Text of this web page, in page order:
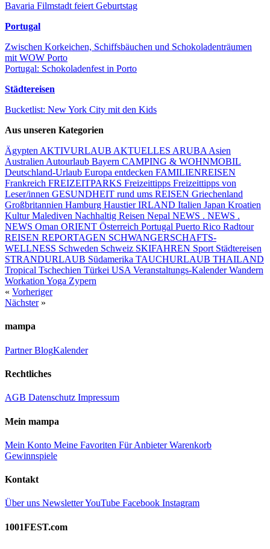
Bavaria Filmstadt feiert Geburtstag
Portugal
Zwischen Korkeichen, Schiffsbäuchen und Schokoladenträumen
mit WOW Porto
Portugal: Schokoladenfest in Porto
Städtereisen
Bucketlist: New York City mit den Kids
Aus unseren Kategorien
Ägypten AKTIVURLAUB AKTUELLES ARUBA Asien
Australien Autourlaub Bayern CAMPING & WOHNMOBIL
Deutschland-Urlaub Europa entdecken FAMILIENREISEN
Frankreich FREIZEITPARKS Freizeittipps Freizeittipps von
Leser/innen GESUNDHEIT rund ums REISEN Griechenland
Großbritannien Hamburg HaustierIRLAND Italien Japan Kroatien
KulturMalediven Nachhaltig Reisen Nepal NEWS . NEWS .
NEWS Oman ORIENT Österreich Portugal Puerto Rico Radtour
REISEN REPORTAGEN SCHWANGERSCHAFTS-
WELLNESS Schweden Schweiz SKIFAHREN Sport Städtereisen
STRANDURLAUB Südamerika TAUCHURLAUB THAILAND
Tropical Tschechien Türkei USA Veranstaltungs-KalenderWandern
Workation Yoga Zypern
« Vorheriger
Nächster»
mampa
PartnerBlogKalender
Rechtliches
AGB Datenschutz Impressum
Mein mampa
Mein Konto Meine Favoriten Für AnbieterWarenkorb
Gewinnspiele
Kontakt
Über uns NewsletterYouTube Facebook Instagram
1001FEST.com